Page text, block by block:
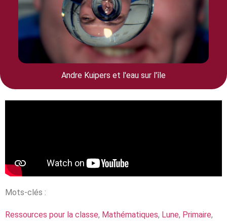
Andre Kuipers et l'eau sur l'île
Mots-clés :
Ressources pour la classe, Mathématiques, Lune, Primaire,